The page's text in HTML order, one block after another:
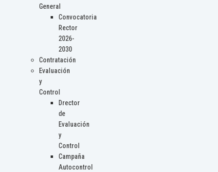
General
Convocatoria
Rector
2026-
2030
Contratación
Evaluación
y
Control
Drector
de
Evaluación
y
Control
Campaña
Autocontrol